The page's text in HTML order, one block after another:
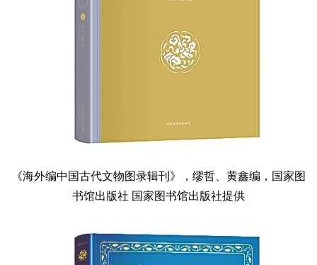
《海外编中国古代文物图录辑刊》，缪哲、黄鑫编，国家图
书馆出版社 国家图书馆出版社提供